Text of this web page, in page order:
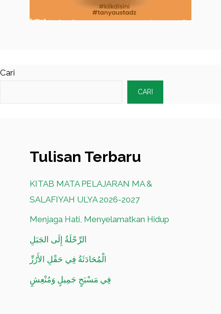
Cari
CARI
Tulisan Terbaru
KITAB MATA PELAJARAN MA &
SALAFIYAH ULYA 2026-2027
Menjaga Hati, Menyelamatkan Hidup
الرِّحْلَةُ إِلَى الجَبَلِ
الْمُحَادَثَةُ فِي حَقْلِ الأَرُزِّ
فِي مَسْبَحٍ جَمِيلٍ وَمُنْعِشٍ